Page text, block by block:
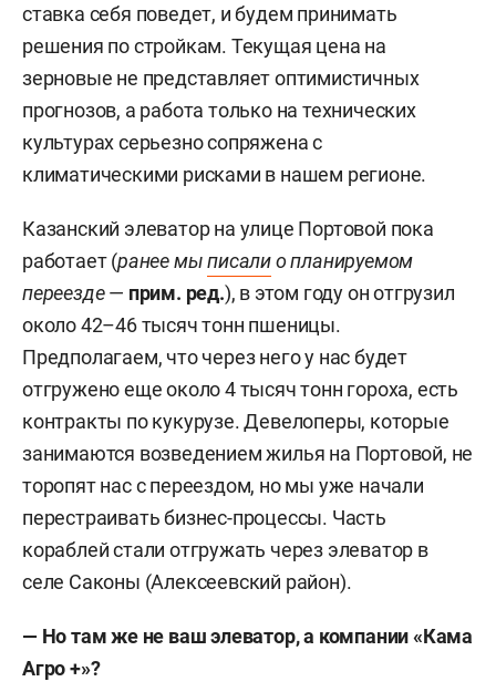
ставка себя поведет, и будем принимать
решения по стройкам. Текущая цена на
зерновые не представляет оптимистичных
прогнозов, а работа только на технических
культурах серьезно сопряжена с
климатическими рисками в нашем регионе.
Казанский элеватор на улице Портовой пока
работает (ранее мыписалио планируемом
переезде— прим. ред.), в этом году он отгрузил
около 42–46 тысяч тонн пшеницы.
Предполагаем, что через него у нас будет
отгружено еще около 4 тысяч тонн гороха, есть
контракты по кукурузе. Девелоперы, которые
занимаются возведением жилья на Портовой, не
торопят нас с переездом, но мы уже начали
перестраивать бизнес-процессы. Часть
кораблей стали отгружать через элеватор в
селе Саконы (Алексеевский район).
— Но там же не ваш элеватор, а компании «Кама
Агро +»?